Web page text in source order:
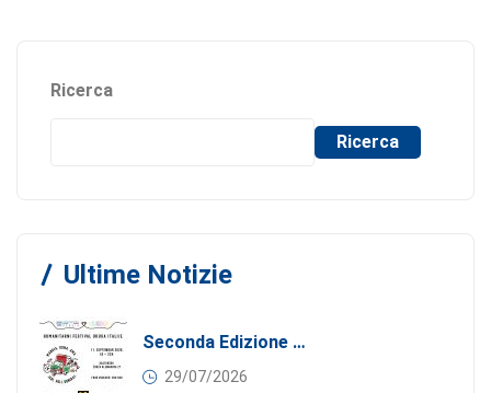
Ricerca
Ricerca
Ultime Notizie
Seconda Edizione Di MANGIA. DONA. AMA: Quando La Gastronomia Incontra La Solidarietà, 11 Settembre 2026
29/07/2026